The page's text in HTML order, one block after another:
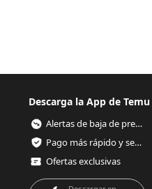
Descarga la App de Temu
Alertas de baja de precios
Pago más rápido y seguro
Ofertas exclusivas